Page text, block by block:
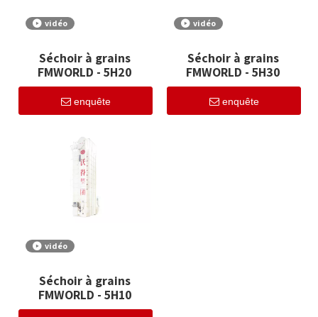
vidéo
Séchoir à grains
FMWORLD - 5H20
enquête
vidéo
Séchoir à grains
FMWORLD - 5H30
enquête
vidéo
Séchoir à grains
FMWORLD - 5H10